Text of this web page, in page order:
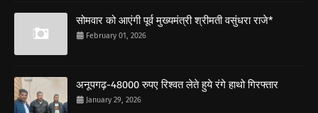
सोमवार को आएंगी पूर्व मुख्यमंत्री श्रीमती वसुंधरा राजे*
February 01, 2026
अनूपगढ़-48000 रुपए रिश्वत लेते हुये रंगे हाथो गिरफ्तार
January 29, 2026